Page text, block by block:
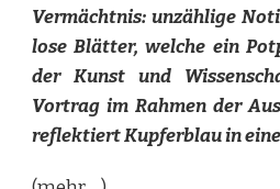
Vermächtnis: unzählige
lose Blätter, welche ein
der Kunst und
Vortrag im Rahmen der
reflektiert Kupferblau in